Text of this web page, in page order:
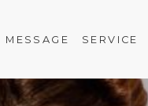
MESSAGE SERVICE